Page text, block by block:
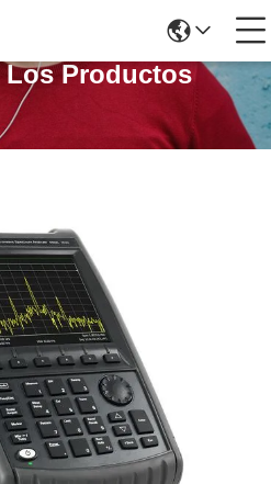
Los Productos